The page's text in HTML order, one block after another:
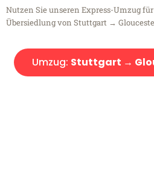
Nutzen Sie unseren Express-Umzug
Übersiedlung von Stuttgart →
Umzug: Stuttgart →